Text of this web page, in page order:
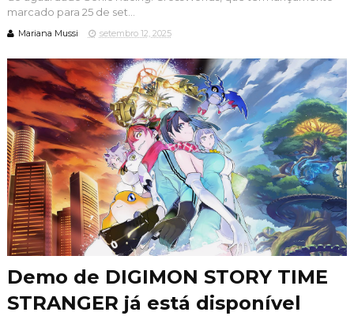
marcado para 25 de set...
Mariana Mussi setembro 12, 2025
Demo de DIGIMON STORY TIME
STRANGER já está disponível